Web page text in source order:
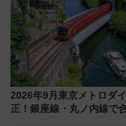
2026年9月東京メトロダ
正！銀座線・丸ノ内線で